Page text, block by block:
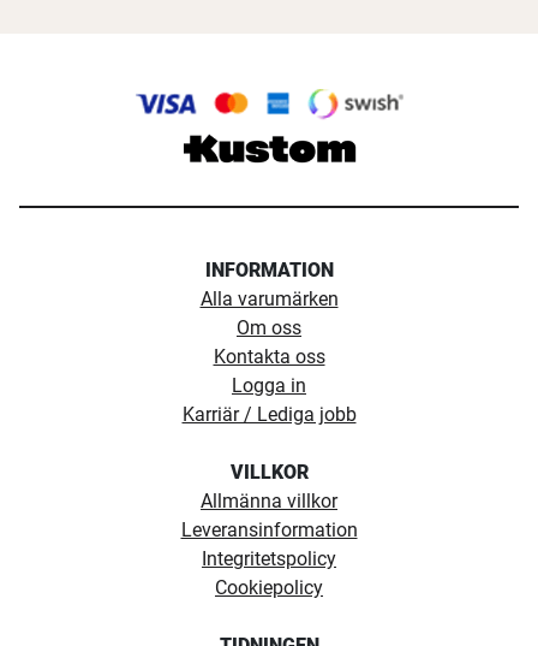
INFORMATION
Alla varumärken
Om oss
Kontakta oss
Logga in
Karriär / Lediga jobb
VILLKOR
Allmänna villkor
Leveransinformation
Integritetspolicy
Cookiepolicy